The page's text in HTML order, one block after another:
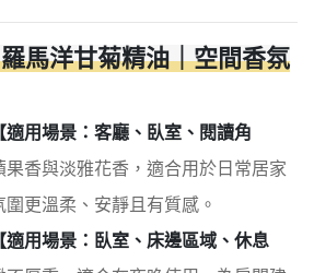
馬洋甘菊精油｜空間香氛
適用場景：客廳、臥室、閱讀角
果香與淡雅花香，適合用於日常居家
更溫柔、安靜且有質感。
適用場景：臥室、床邊區域、休息